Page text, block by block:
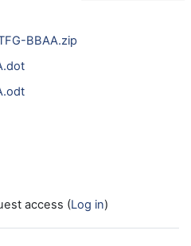
BBAA.zip
access (Log in)